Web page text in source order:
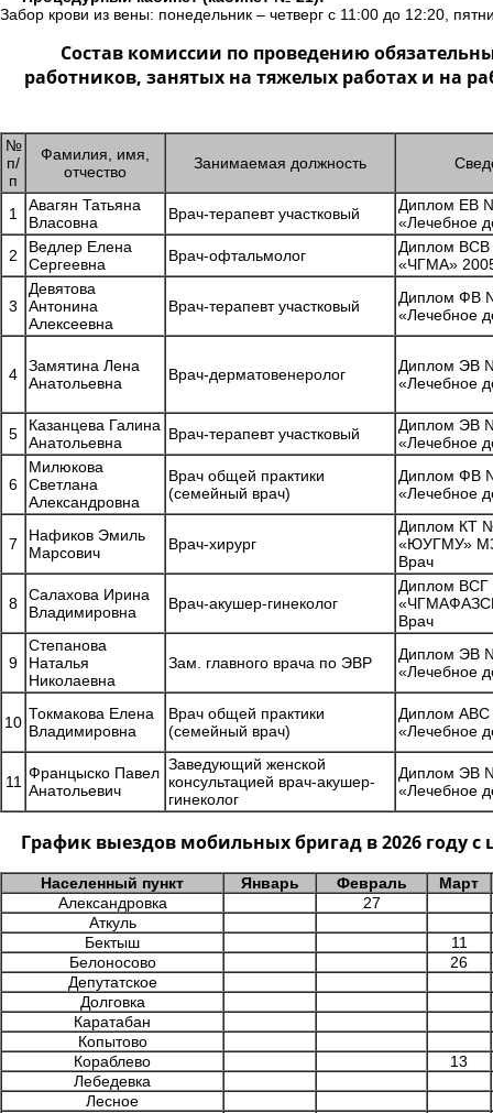
Забор крови из вены: понедельник – четверг с 11:00 до 12:20,
Состав комиссии по проведению
работников, занятых на тяжелых работах и на
№
п/
п
Фамилия, имя,
отчество
Занимаемая должность
1
Авагян Татьяна
Власовна
Врач-терапевт участковый
Диплом ЕВ
«Лечебное
2
Ведлер Елена
Сергеевна
Врач-офтальмолог
Диплом
«ЧГМА»
3
Девятова
Антонина
Алексеевна
Врач-терапевт участковый
Диплом ФВ
«Лечебное
4
Замятина Лена
Анатольевна
Врач-дерматовенеролог
Диплом ЭВ
«Лечебное
5
Казанцева Галина
Анатольевна
Врач-терапевт участковый
Диплом ЭВ
«Лечебное
6
Милюкова
Светлана
Александровна
Врач общей практики
(семейный врач)
Диплом ФВ
«Лечебное
7
Нафиков Эмиль
Марсович
Врач-хирург
Диплом КТ
«ЮУГМУ»
Врач
8
Салахова Ирина
Владимировна
Врач-акушер-гинеколог
Диплом
Врач
9
Степанова
Наталья
Николаевна
Зам. главного врача по ЭВР
Диплом ЭВ
«Лечебное
10 Токмакова Елена
Владимировна
Врач общей практики
(семейный врач)
Диплом
«Лечебное
11 Францыско Павел
Анатольевич
Заведующий женской
консультацией врач-акушер-
гинеколог
Диплом ЭВ
«Лечебное
График выездов мобильных бригад в 2026 году
Населенный пункт Январь Февраль
Март
Александровка
27
Аткуль
Бектыш
11
Белоносово
26
Депутатское
Долговка
Каратабан
Копытово
Кораблево
13
Лебедевка
Лесное